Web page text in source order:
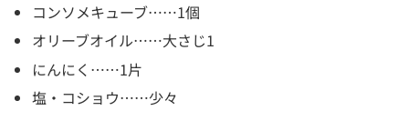
コンソメキューブ……1個
オリーブオイル……大さじ1
にんにく……1片
塩・コショウ……少々